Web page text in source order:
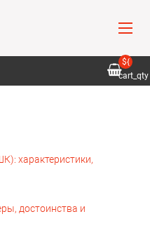
${
cart_qty
характеристики,
достоинства и